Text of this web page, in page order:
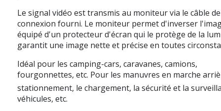
Le signal vidéo est transmis au moniteur via le câble de
connexion fourni. Le moniteur permet d'inverser
équipé d'un protecteur d'écran qui le protège de la
garantit une image nette et précise en toutes
Idéal pour les camping-cars, caravanes, camions,
fourgonnettes, etc. Pour les manuvres en marche
stationnement, le chargement, la sécurité et la
véhicules, etc.